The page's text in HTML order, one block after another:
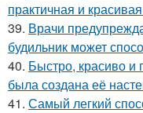
практичная и
39. Врачи
будильник может
40. Быстро, красиво и
была создана её
41. Самый легкий